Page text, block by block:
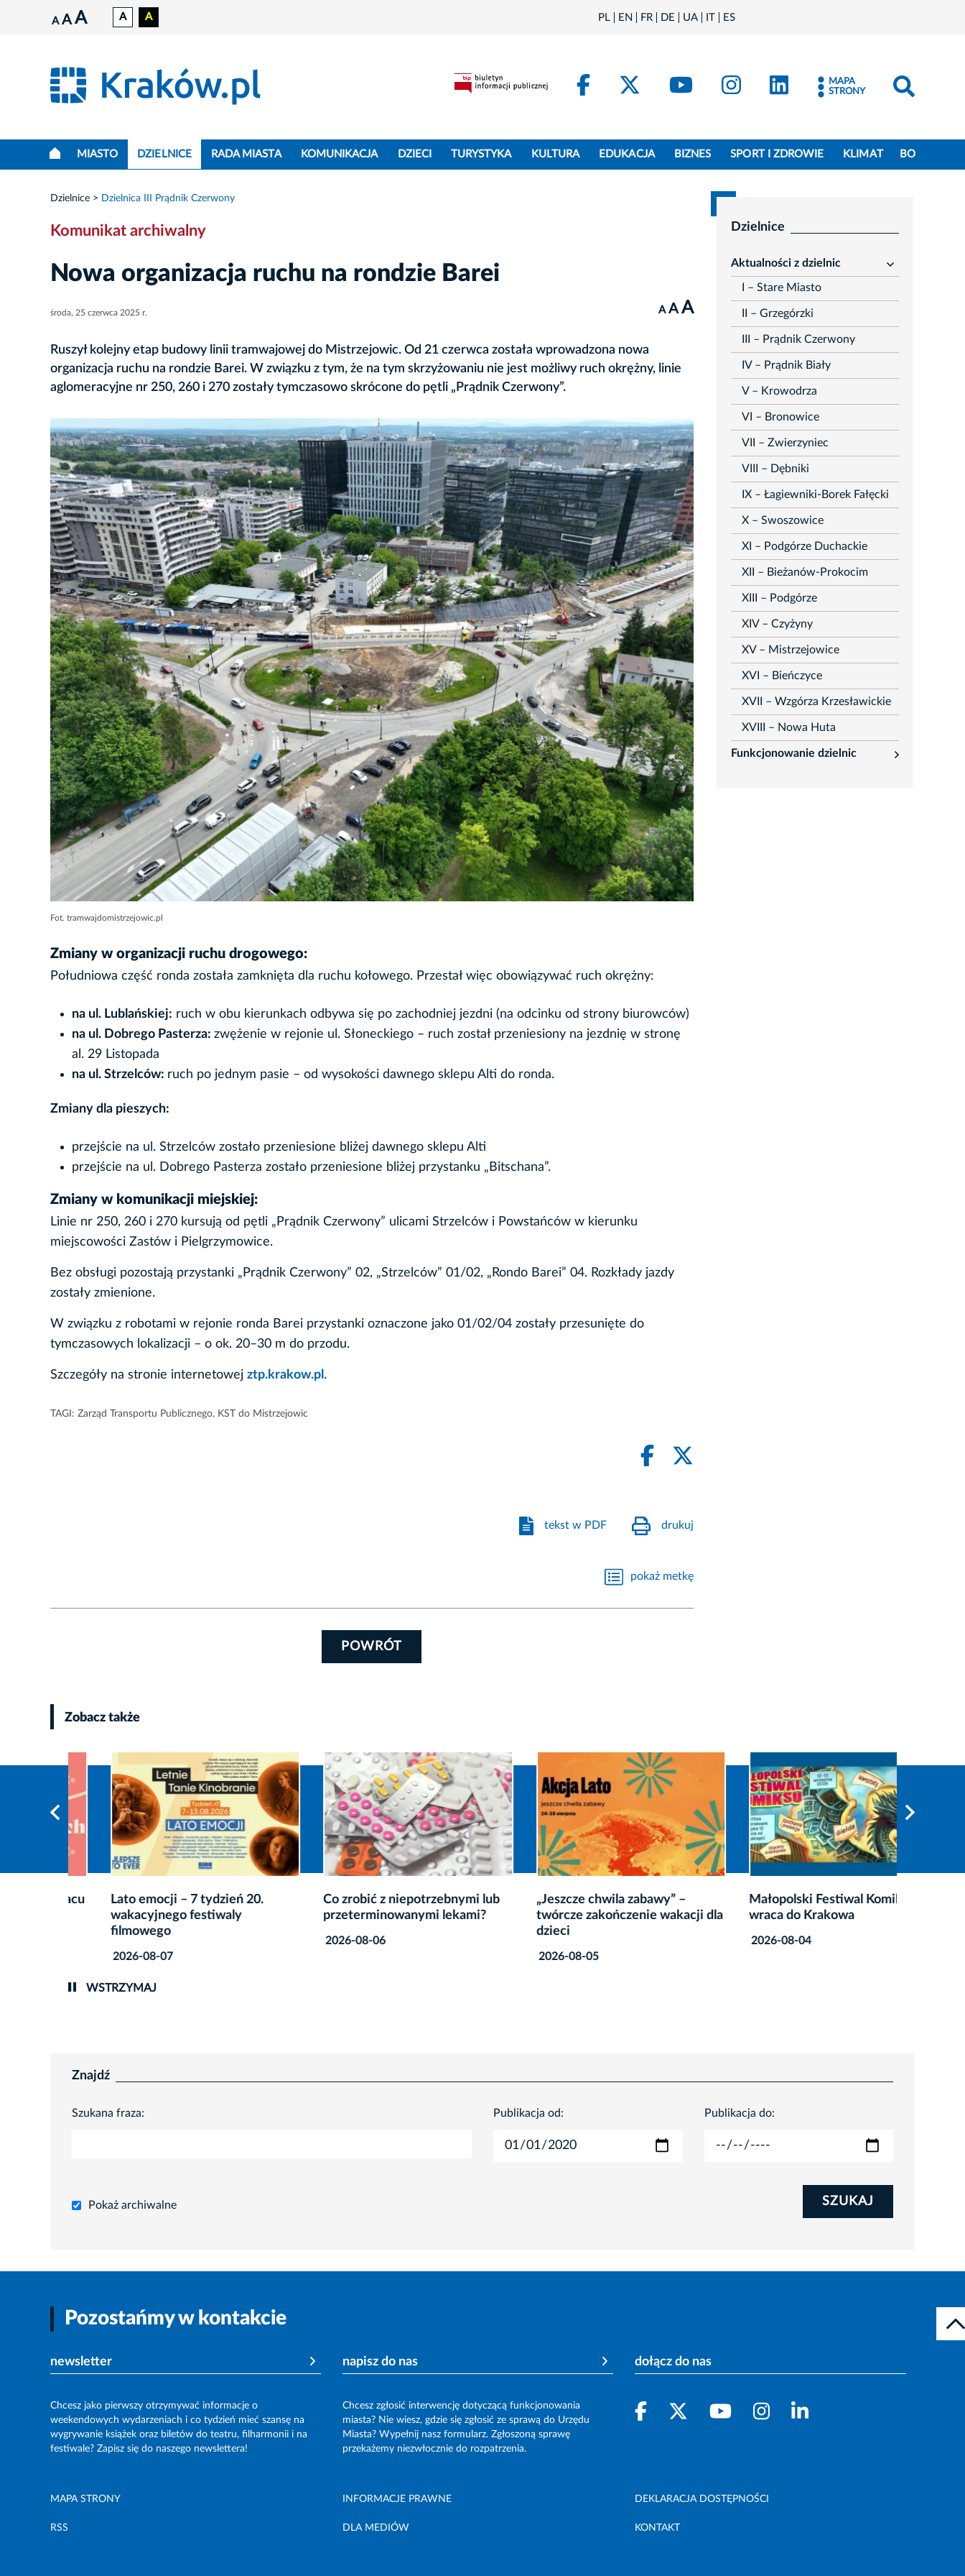
A A A A A PL EN FR DE UA IT ES
FacebookKraków - X
Kraków - YouTube
Kraków - Instagram
Kraków - LinkedIn
MAPA
STRONY
MIASTO DZIELNICE RADA MIASTA KOMUNIKACJA DZIECI TURYSTYKA KULTURA EDUKACJA BIZNES SPORT I ZDROWIE KLIMAT BO
Dzielnice Dzielnica III Prądnik Czerwony
Komunikat archiwalny
Nowa organizacja ruchu na rondzie Barei
środa, 25 czerwca 2025 r. A A A
Ruszył kolejny etap budowy linii tramwajowej do Mistrzejowic. Od 21 czerwca została wprowadzona nowa
organizacja ruchu na rondzie Barei. W związku z tym, że na tym skrzyżowaniu nie jest możliwy ruch okrężny, linie
aglomeracyjne nr 250, 260 i 270 zostały tymczasowo skrócone do pętli „Prądnik Czerwony”.
Fot. tramwajdomistrzejowic.pl
Zmiany w organizacji ruchu drogowego:
Południowa część ronda została zamknięta dla ruchu kołowego. Przestał więc obowiązywać ruch okrężny:
na ul. Lublańskiej: ruch w obu kierunkach odbywa się po zachodniej jezdni (na odcinku od strony biurowców)
na ul. Dobrego Pasterza: zwężenie w rejonie ul. Słoneckiego – ruch został przeniesiony na jezdnię w stronę
al. 29 Listopada
na ul. Strzelców: ruch po jednym pasie – od wysokości dawnego sklepu Alti do ronda.
Zmiany dla pieszych:
przejście na ul. Strzelców zostało przeniesione bliżej dawnego sklepu Alti
przejście na ul. Dobrego Pasterza zostało przeniesione bliżej przystanku „Bitschana”.
Zmiany w komunikacji miejskiej:
Linie nr 250, 260 i 270 kursują od pętli „Prądnik Czerwony” ulicami Strzelców i Powstańców w kierunku
miejscowości Zastów i Pielgrzymowice.
Bez obsługi pozostają przystanki „Prądnik Czerwony” 02, „Strzelców” 01/02, „Rondo Barei” 04. Rozkłady jazdy
zostały zmienione.
W związku z robotami w rejonie ronda Barei przystanki oznaczone jako 01/02/04 zostały przesunięte do
tymczasowych lokalizacji – o ok. 20–30 m do przodu.
Szczegóły na stronie internetowej ztp.krakow.pl .
TAGI: Zarząd Transportu Publicznego, KST do Mistrzejowic
tekst w PDF drukuj
pokaż metkę
POWRÓT
Dzielnice
Aktualności z dzielnic
rozwiń
I – Stare Miasto
II – Grzegórzki
III – Prądnik Czerwony
IV – Prądnik Biały
V – Krowodrza
VI – Bronowice
VII – Zwierzyniec
VIII – Dębniki
IX – Łagiewniki-Borek Fałęcki
X – Swoszowice
XI – Podgórze Duchackie
XII – Bieżanów-Prokocim
XIII – Podgórze
XIV – Czyżyny
XV – Mistrzejowice
XVI – Bieńczyce
XVII – Wzgórza Krzesławickie
XVIII – Nowa Huta
Funkcjonowanie dzielnic
rozwiń
Zobacz także
Lato emocji – 7 tydzień 20.
wakacyjnego festiwaly
filmowego
2026-08-07
Co zrobić z niepotrzebnymi lub
przeterminowanymi lekami?
2026-08-06
„Jeszcze chwila zabawy” –
twórcze zakończenie wakacji dla
2026-08-05
Małopolski Festiwal Komiksu
wraca do Krakowa
2026-08-04
WSTRZYMAJ
Znajdź
Szukana fraza: Publikacja od: Publikacja do:
Pokaż archiwalne SZUKAJ
Pozostańmy w kontakcie
newsletter
Chcesz jako pierwszy otrzymywać informacje o
weekendowych wydarzeniach i co tydzień mieć szansę na
wygrywanie książek oraz biletów do teatru, filharmonii i na
festiwale? Zapisz się do naszego newslettera!
napisz do nas
Chcesz zgłosić interwencję dotyczącą funkcjonowania
miasta? Nie wiesz, gdzie się zgłosić ze sprawą do Urzędu
Miasta? Wypełnij nasz formularz. Zgłoszoną sprawę
przekażemy niezwłocznie do rozpatrzenia.
dołącz do nas
MAPA STRONY INFORMACJE PRAWNE DEKLARACJA DOSTĘPNOŚCI
RSS DLA MEDIÓW KONTAKT